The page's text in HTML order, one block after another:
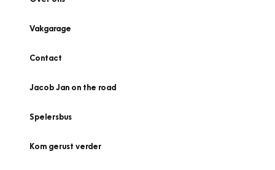
Vakgarage
Contact
Jacob Jan on the road
Spelersbus
Kom gerust verder